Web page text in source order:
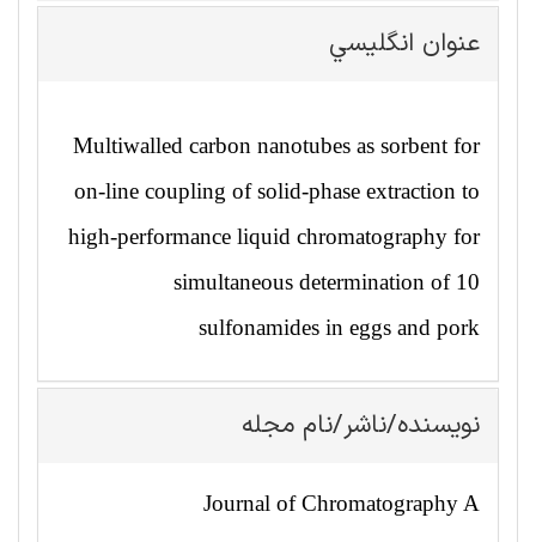
عنوان انگليسي
Multiwalled carbon nanotubes as sorbent for
on-line coupling of solid-phase extraction to
high-performance liquid chromatography for
simultaneous determination of 10
sulfonamides in eggs and pork
نویسنده/ناشر/نام مجله
Journal of Chromatography A